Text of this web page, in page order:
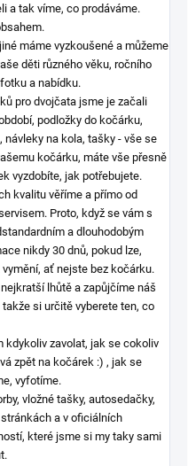
a tak víme, co prodáváme.
máme vyzkoušené a můžeme
děti různého věku, ročního
a nabídku.
pro dvojčata jsme je začali
podložky do kočárku,
návleky na kola, tašky - vše se
kočárku, máte vše přesně
vyzdobíte, jak potřebujete.
kvalitu věříme a přímo od
Proto, když se vám s
a dlouhodobým
nikdy 30 dnů, pokud lze,
ať nejste bez kočárku.
lhůtě a zapůjčíme náš
si určitě vyberete ten, co
kdykoliv zavolat, jak se cokoliv
zpět na kočárek :) , jak se
vyfotíme.
vložné tašky, autosedačky,
a v oficiálních
které jsme si my taky sami